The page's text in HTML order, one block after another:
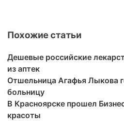
Похожие статьи
Дешевые российские
из аптек
Отшельница Агафья Лыкова
больницу
В Красноярске прошел
красоты